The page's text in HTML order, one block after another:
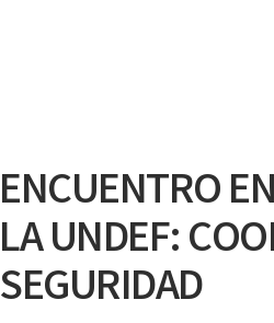
ENCUENTRO
LA UNDEF:
SEGURIDAD